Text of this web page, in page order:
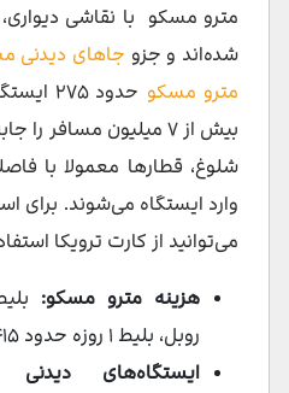
مترو مسکو با نقاشی
شده‌اند و جزو جاهای دیدنی
مترو مسکو
بیش از ۷ میلیون
شلوغ، قطارها معمولا با
وارد ایستگاه می‌شوند. برای
می‌توانید از کارت ترویکا
هزینه مترو مسکو:
روبل، بلیط ۱ روزه حدود ۴۱۵ روبل
ایستگاه‌های